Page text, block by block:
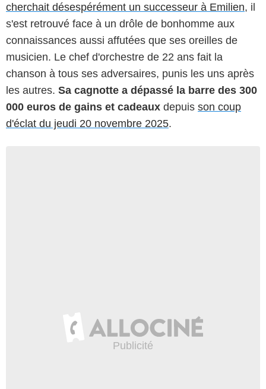
cherchait désespérément un successeur à Emilien, il
s'est retrouvé face à un drôle de bonhomme aux
connaissances aussi affutées que ses oreilles de
musicien. Le chef d'orchestre de 22 ans fait la
chanson à tous ses adversaires, punis les uns après
les autres. Sa cagnotte a dépassé la barre des 300
000 euros de gains et cadeaux depuis son coup
d'éclat du jeudi 20 novembre 2025.